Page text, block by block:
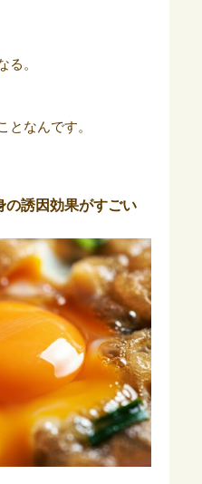
る。
となんです。
誘因効果がすごい